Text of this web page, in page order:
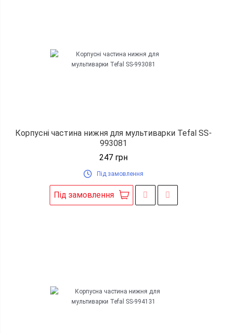
Корпусні частина нижня для мультиварки Tefal SS-
993081
247 грн
Під замовлення
Під замовлення